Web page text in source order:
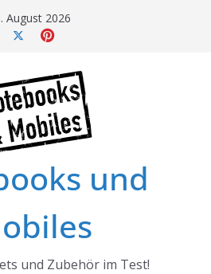
August 2026
und
und Zubehör im Test!